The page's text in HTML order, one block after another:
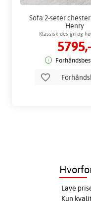
Sofa 2-seter
Henry
Klassisk design og
5795,-
Lave
Kun